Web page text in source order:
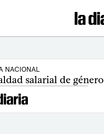
NACIONAL
salarial de género